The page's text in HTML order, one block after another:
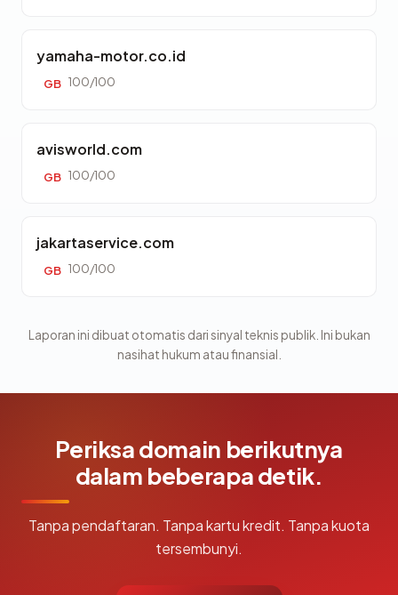
yamaha-motor.co.id
GB 100/100
avisworld.com
GB 100/100
jakartaservice.com
GB 100/100
Laporan ini dibuat otomatis dari sinyal teknis publik. Ini bukan
nasihat hukum atau finansial.
Periksa domain berikutnya
dalam beberapa detik.
Tanpa pendaftaran. Tanpa kartu kredit. Tanpa kuota
tersembunyi.